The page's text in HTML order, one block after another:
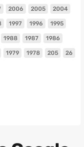
2006 2005 2004
1997 1996 1995
1988 1987 1986
1979 1978 205 26